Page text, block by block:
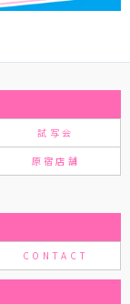
試写会
原宿店舗
CONTACT